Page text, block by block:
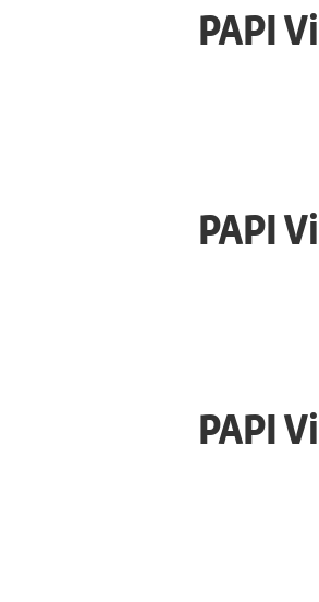
PAPI
PAPI
PAPI